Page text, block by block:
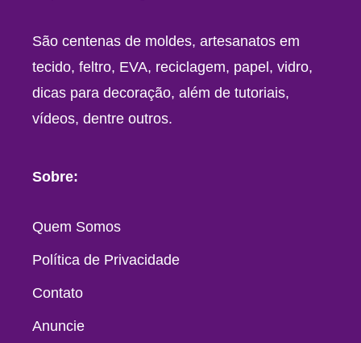
São centenas de moldes, artesanatos em
tecido, feltro, EVA, reciclagem, papel, vidro,
dicas para decoração, além de tutoriais,
vídeos, dentre outros.
Sobre:
Quem Somos
Política de Privacidade
Contato
Anuncie